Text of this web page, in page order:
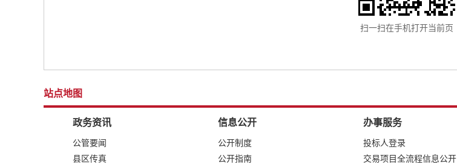
扫一扫在手机打开当前页
站点地图
政务资讯
公管要闻
县区传真
信息公开
公开制度
公开指南
办事服务
投标人登录
交易项目全流程信息公开